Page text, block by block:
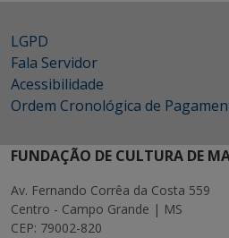
LGPD
Fala Servidor
Acessibilidade
Ordem Cronológica de
FUNDAÇÃO DE CULTURA DE
Av. Fernando Corrêa da Costa 559
Centro - Campo Grande | MS
CEP: 79002-820